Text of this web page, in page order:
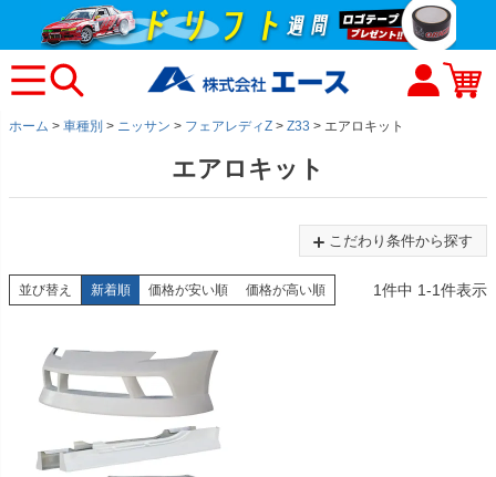
ホーム 車種別 ニッサン フェアレディZ Z33 エアロキット
エアロキット
こだわり条件から探す
並び替え 新着順 価格が安い順 価格が高い順 1件中 1-1件表示